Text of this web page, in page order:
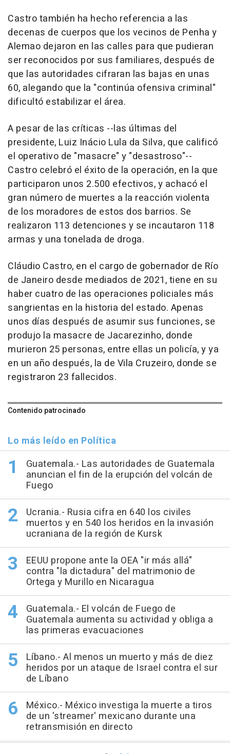
Castro también ha hecho referencia a las
decenas de cuerpos que los vecinos de Penha y
Alemao dejaron en las calles para que pudieran
ser reconocidos por sus familiares, después de
que las autoridades cifraran las bajas en unas
60, alegando que la "continúa ofensiva criminal"
dificultó estabilizar el área.
A pesar de las críticas --las últimas del
presidente, Luiz Inácio Lula da Silva, que calificó
el operativo de "masacre" y "desastroso"--
Castro celebró el éxito de la operación, en la que
participaron unos 2.500 efectivos, y achacó el
gran número de muertes a la reacción violenta
de los moradores de estos dos barrios. Se
realizaron 113 detenciones y se incautaron 118
armas y una tonelada de droga.
Cláudio Castro, en el cargo de gobernador de Río
de Janeiro desde mediados de 2021, tiene en su
haber cuatro de las operaciones policiales más
sangrientas en la historia del estado. Apenas
unos días después de asumir sus funciones, se
produjo la masacre de Jacarezinho, donde
murieron 25 personas, entre ellas un policía, y ya
en un año después, la de Vila Cruzeiro, donde se
registraron 23 fallecidos.
Contenido patrocinado
Lo más leído en Política
Guatemala.- Las autoridades de Guatemala
anuncian el fin de la erupción del volcán de
Fuego
Ucrania.- Rusia cifra en 640 los civiles
muertos y en 540 los heridos en la invasión
ucraniana de la región de Kursk
EEUU propone ante la OEA "ir más allá"
contra "la dictadura" del matrimonio de
Ortega y Murillo en Nicaragua
Guatemala.- El volcán de Fuego de
Guatemala aumenta su actividad y obliga a
las primeras evacuaciones
Líbano.- Al menos un muerto y más de diez
heridos por un ataque de Israel contra el sur
de Líbano
México.- México investiga la muerte a tiros
de un 'streamer' mexicano durante una
retransmisión en directo